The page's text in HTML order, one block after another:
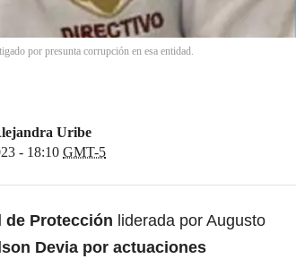
por presunta corrupción en esa entidad.
Uribe
- 18:10 GMT-5
de Protección liderada por Augusto
Devia por actuaciones